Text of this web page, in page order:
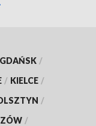
GDAŃSK /
/ KIELCE /
/
/